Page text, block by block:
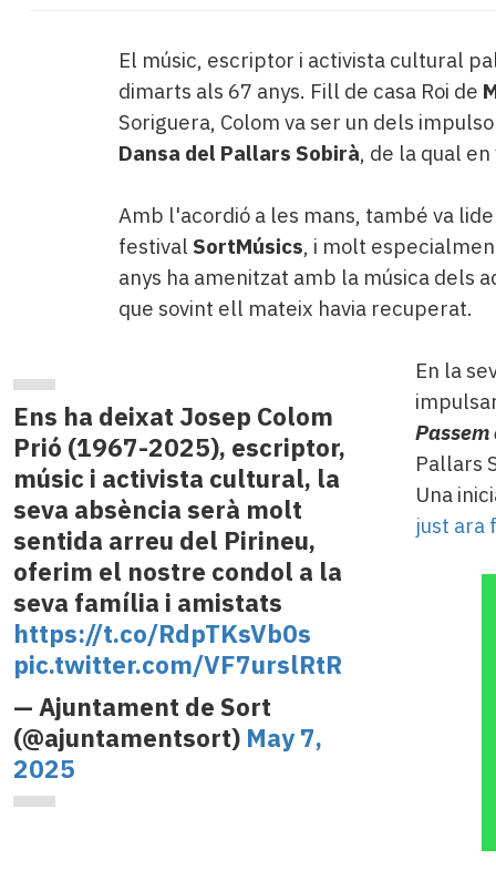
El músic, escriptor i activista cultural
dimarts als 67 anys. Fill de casa Roi de
Soriguera, Colom va ser un dels
Dansa del Pallars Sobirà, de la qual
​Amb l'acordió a les mans, també va
festival SortMúsics, i molt
anys ha amenitzat amb la música dels
que sovint ell mateix havia recuperat.
Ens ha deixat Josep Colom
Prió (1967-2025), escriptor,
músic i activista cultural, la
seva absència serà molt
sentida arreu del Pirineu,
oferim el nostre condol a la
seva família i amistats
https://t.co/RdpTKsVb0s
pic.twitter.com/VF7urslRtR
— Ajuntament de Sort
(@ajuntamentsort) May 7,
2025
En la
Passem
Pallars
Una
just ara